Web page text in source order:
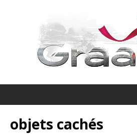
objets cachés